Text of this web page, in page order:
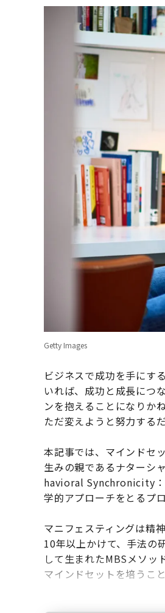
Getty Images
ビジネスで成功を手にす
いれば、成功と成長につ
ンを抱えることになりか
ただ変えようと努力する
本記事では、マインドセ
生みの親であるナターシ
havioral Synchronicity：
学的アプローチをとるプ
マニフェスティングは精
10年以上かけて、手法の
して生まれたMBSメソッ
マインドセットを培うこ